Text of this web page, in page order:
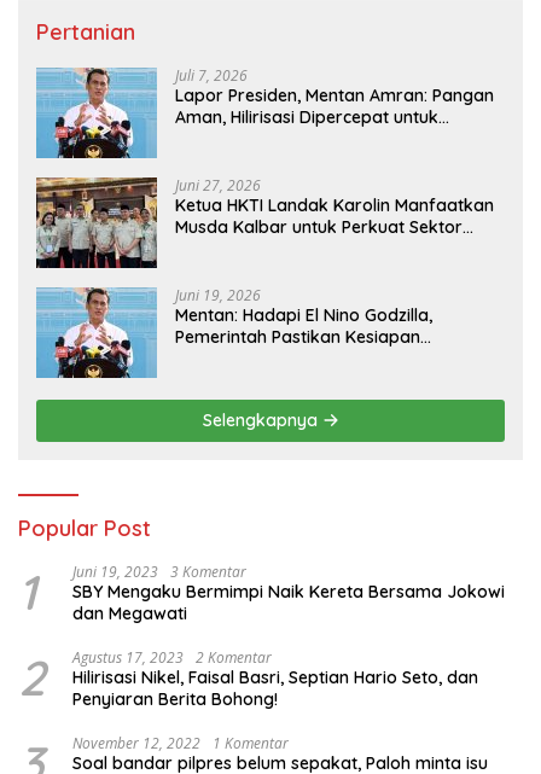
Pertanian
Juli 7, 2026
Lapor Presiden, Mentan Amran: Pangan
Aman, Hilirisasi Dipercepat untuk
Juni 27, 2026
Ketua HKTI Landak Karolin Manfaatkan
Musda Kalbar untuk Perkuat Sektor
Juni 19, 2026
Mentan: Hadapi El Nino Godzilla,
Pemerintah Pastikan Kesiapan
Selengkapnya
Popular Post
1 Juni 19, 2023 3 Komentar
SBY Mengaku Bermimpi Naik Kereta Bersama Jokowi
dan Megawati
2 Agustus 17, 2023 2 Komentar
Hilirisasi Nikel, Faisal Basri, Septian Hario Seto, dan
Penyiaran Berita Bohong!
November 12, 2022 1 Komentar
Soal bandar pilpres belum sepakat, Paloh minta isu